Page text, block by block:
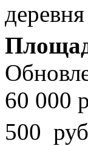
60 000
500